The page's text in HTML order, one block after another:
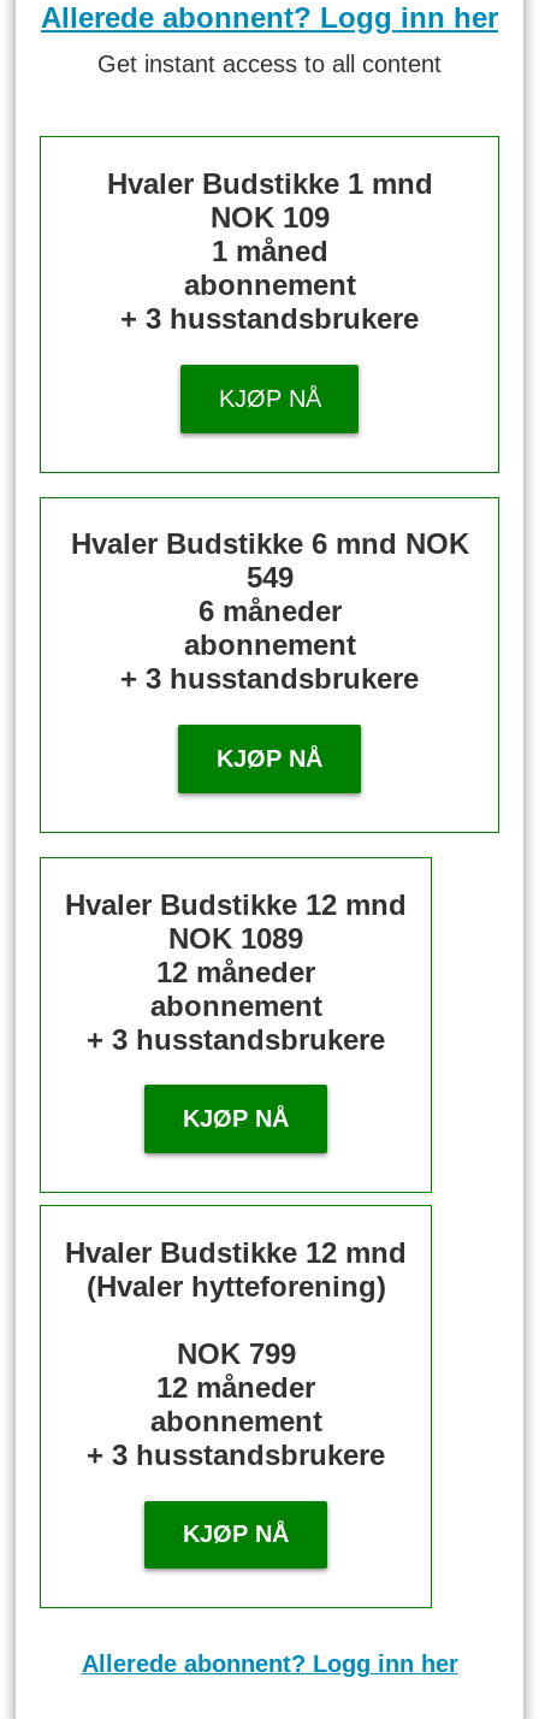
Allerede abonnent? Logg inn her
Get instant access to all content
Hvaler Budstikke 1 mnd
NOK 109
1 måned
abonnement
+ 3 husstandsbrukere
KJØP NÅ
Hvaler Budstikke 6 mnd NOK
549
6 måneder
abonnement
+ 3 husstandsbrukere
KJØP NÅ
Hvaler Budstikke 12 mnd
NOK 1089
12 måneder
abonnement
+ 3 husstandsbrukere
KJØP NÅ
Hvaler Budstikke 12 mnd
(Hvaler hytteforening)
NOK 799
12 måneder
abonnement
+ 3 husstandsbrukere
KJØP NÅ
Allerede abonnent? Logg inn her